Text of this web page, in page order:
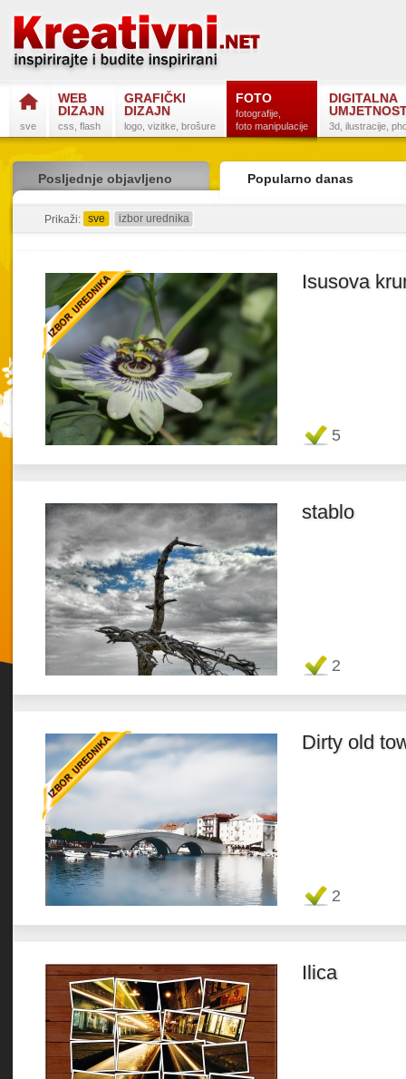
sve
WEB
DIZAJN
css, flash
GRAFIČKI
DIZAJN
logo, vizitke, brošure
FOTO
fotografije,
foto manipulacije
DIGITALNA
3d, ilustracije,
Posljednje objavljeno Popularno danas
Prikaži: sve izbor urednika
Isusova
Favorit 5
stablo
Favorit 2
Dirty old
Favorit 2
Ilica
Twitter